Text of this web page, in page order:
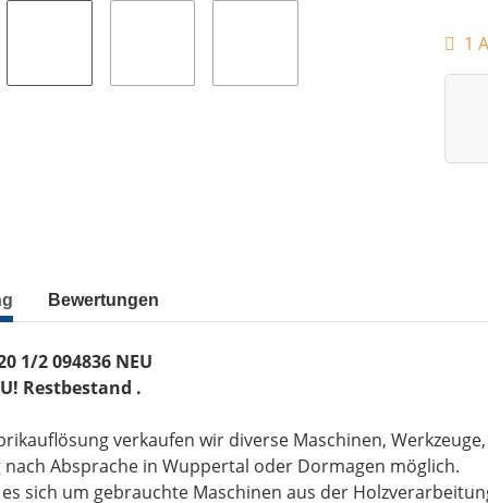
1
Bewertungen
1/2 094836 NEU
Restbestand .
verkaufen wir diverse Maschinen,
nach Absprache in Wuppertal oder Dormagen möglich.
sich um gebrauchte Maschinen aus der